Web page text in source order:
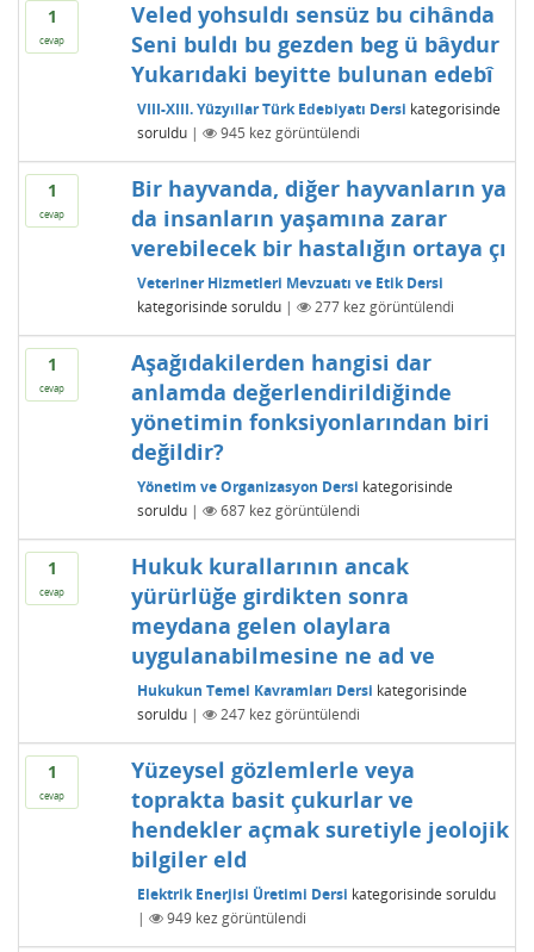
1
cevap
Veled yohsuldı sensüz bu cihânda
Seni buldı bu gezden beg ü bâydur
Yukarıdaki beyitte bulunan edebî
VIII-XIII. Yüzyıllar Türk Edebiyatı Dersi kategorisinde
soruldu | 945 kez görüntülendi
1
cevap
Bir hayvanda, diğer hayvanların ya
da insanların yaşamına zarar
verebilecek bir hastalığın ortaya çı
Veteriner Hizmetleri Mevzuatı ve Etik Dersi
kategorisinde soruldu | 277kez görüntülendi
1
cevap
Aşağıdakilerden hangisi dar
anlamda değerlendirildiğinde
yönetimin fonksiyonlarından biri
değildir?
Yönetim ve Organizasyon Dersi kategorisinde
soruldu | 687kez görüntülendi
1
cevap
Hukuk kurallarının ancak
yürürlüğe girdikten sonra
meydana gelen olaylara
uygulanabilmesine ne ad ve
Hukukun Temel Kavramları Dersi kategorisinde
soruldu | 247kez görüntülendi
1
cevap
Yüzeysel gözlemlerle veya
toprakta basit çukurlar ve
hendekler açmak suretiyle jeolojik
bilgiler eld
Elektrik Enerjisi Üretimi Dersi kategorisinde soruldu
|
949kez görüntülendi